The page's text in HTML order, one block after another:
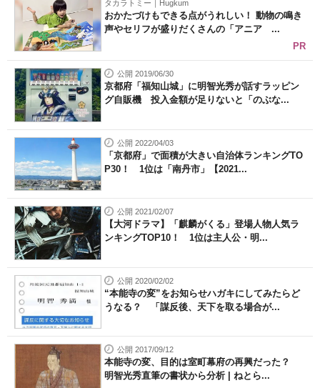
タカラトミー｜Hugkum
おかたづけもできる点がうれしい！ 動物の鳴き
声やセリフが盛りだくさんの「アニア ...
PR
公開 2019/06/30
京都府「福知山城」に明智光秀が話すラッピン
グ自販機 投入金額が足りないと「のぶな...
公開 2022/04/03
「京都府」で面積が大きい自治体ランキングTO
P30！ 1位は「南丹市」【2021...
公開 2021/02/07
【大河ドラマ】「麒麟がくる」登場人物人気ラ
ンキングTOP10！ 1位は主人公・明...
公開 2020/02/02
“本能寺の変”をお知らせハガキにしてみたらど
うなる？ 「謀反後、天下を取る場合が...
公開 2017/09/12
本能寺の変、目的は室町幕府の再興だった？
明智光秀直筆の書状から分析 | ねとら...